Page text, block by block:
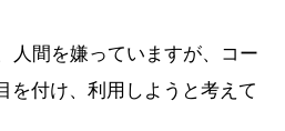
人間を嫌っていますが、コー
を付け、利用しようと考えて